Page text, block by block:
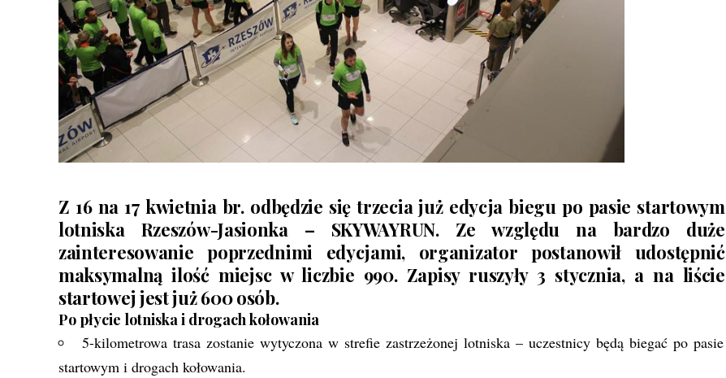
Z 16 na 17 kwietnia br. odbędzie się trzecia już edycja biegu po pasie startowym
lotniska Rzeszów-Jasionka – SKYWAYRUN. Ze względu na bardzo duże
zainteresowanie poprzednimi edycjami, organizator postanowił udostępnić
maksymalną ilość miejsc w liczbie 990. Zapisy ruszyły 3 stycznia, a na liście
startowej jest już 600 osób.
Po płycie lotniska i drogach kołowania
5-kilometrowa trasa zostanie wytyczona w strefie zastrzeżonej lotniska – uczestnicy będą biegać po pasie
startowym i drogach kołowania.